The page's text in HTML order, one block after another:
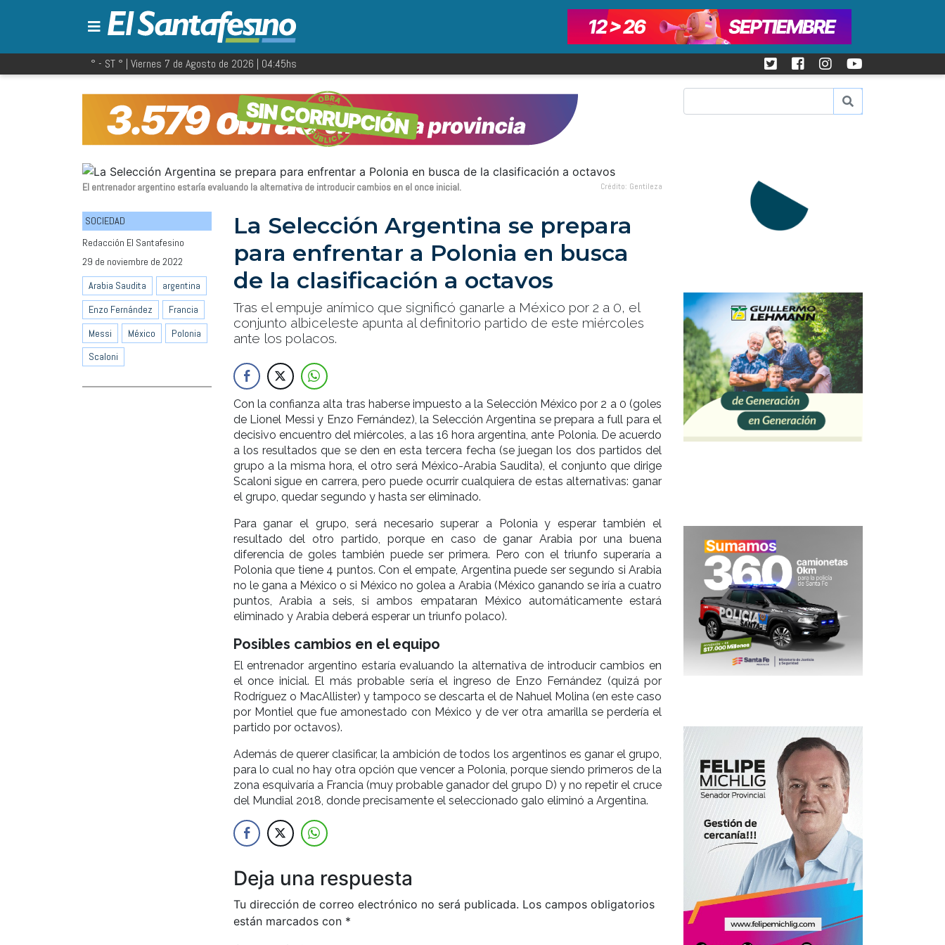
° - ST ° | Viernes 7 de Agosto de 2026 | 04:45hs
El entrenador argentino estaría evaluando la alternativa de introducir cambios en el once inicial. Crédito: Gentileza
SOCIEDAD
Redacción El Santafesino
29 de noviembre de 2022
Arabia Saudita
argentina
Enzo Fernández
Francia
Messi
México
Polonia
Scaloni
La Selección Argentina se prepara
para enfrentar a Polonia en busca
de la clasificación a octavos
Tras el empuje anímico que significó ganarle a México por 2 a 0, el
conjunto albiceleste apunta al definitorio partido de este miércoles
ante los polacos.
Con la confianza alta tras haberse impuesto a la Selección México por 2 a 0 (goles
de Lionel Messi y Enzo Fernández), la Selección Argentina se prepara a full para el
decisivo encuentro del miércoles, a las 16 hora argentina, ante Polonia. De acuerdo
a los resultados que se den en esta tercera fecha (se juegan los dos partidos del
grupo a la misma hora, el otro será México-Arabia Saudita), el conjunto que dirige
Scaloni sigue en carrera, pero puede ocurrir cualquiera de estas alternativas: ganar
el grupo, quedar segundo y hasta ser eliminado.
Para ganar el grupo, será necesario superar a Polonia y esperar también el
resultado del otro partido, porque en caso de ganar Arabia por una buena
diferencia de goles también puede ser primera. Pero con el triunfo superaría a
Polonia que tiene 4 puntos. Con el empate, Argentina puede ser segundo si Arabia
no le gana a México o si México no golea a Arabia (México ganando se iría a cuatro
puntos, Arabia a seis, si ambos empataran México automáticamente estará
eliminado y Arabia deberá esperar un triunfo polaco).
Posibles cambios en el equipo
El entrenador argentino estaría evaluando la alternativa de introducir cambios en
el once inicial. El más probable sería el ingreso de Enzo Fernández (quizá por
Rodríguez o MacAllister) y tampoco se descarta el de Nahuel Molina (en este caso
por Montiel que fue amonestado con México y de ver otra amarilla se perdería el
partido por octavos).
Además de querer clasificar, la ambición de todos los argentinos es ganar el grupo,
para lo cual no hay otra opción que vencer a Polonia, porque siendo primeros de la
zona esquivaría a Francia (muy probable ganador del grupo D) y no repetir el cruce
del Mundial 2018, donde precisamente el seleccionado galo eliminó a Argentina.
Deja una respuesta
Tu dirección de correo electrónico no será publicada. Los campos obligatorios
están marcados con *